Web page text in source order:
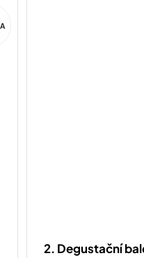
2. Degustační